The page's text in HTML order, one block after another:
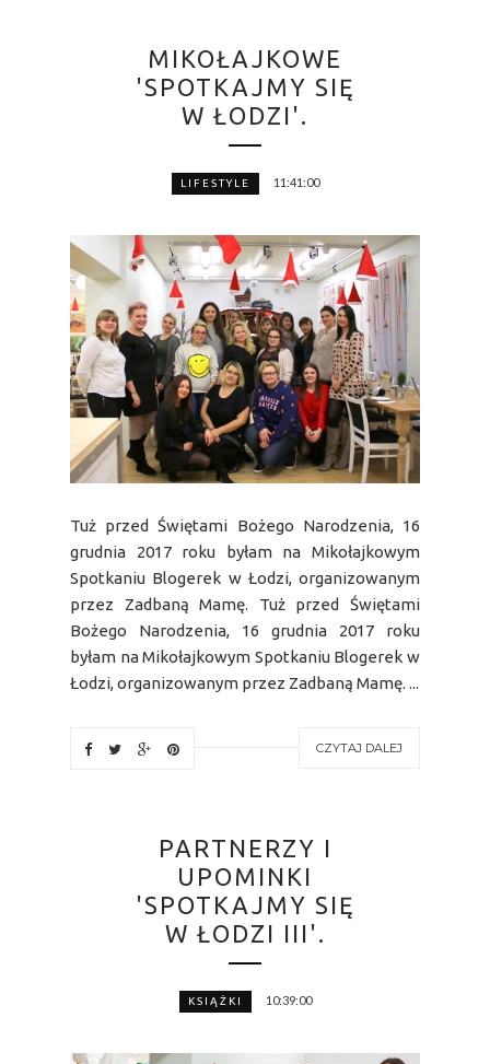
MIKOŁAJKOWE
'SPOTKAJMY SIĘ
W ŁODZI'.
LIFESTYLE 11:41:00
Tuż przed Świętami Bożego Narodzenia, 16
grudnia 2017 roku byłam na Mikołajkowym
Spotkaniu Blogerek w Łodzi, organizowanym
przez Zadbaną Mamę. Tuż przed Świętami
Bożego Narodzenia, 16 grudnia 2017 roku
byłam na Mikołajkowym Spotkaniu Blogerek w
Łodzi, organizowanym przez Zadbaną Mamę. ...
CZYTAJ DALEJ
PARTNERZY I
UPOMINKI
'SPOTKAJMY SIĘ
W ŁODZI III'.
KSIĄŻKI 10:39:00